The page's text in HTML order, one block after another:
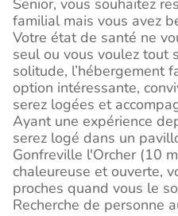
Senior, vous souhaitez
familial mais vous avez
Votre état de santé ne
seul ou vous voulez tout
solitude, l’hébergement
option intéressante,
serez logées et
Ayant une expérience
serez logé dans un
Gonfreville l'Orcher (10
chaleureuse et ouverte,
proches quand vous le
Recherche de personne